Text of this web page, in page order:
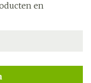
en